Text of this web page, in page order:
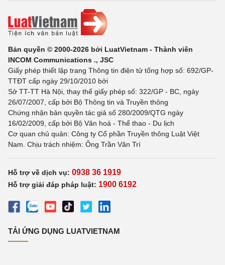
Bản quyền © 2000-2026 bởi LuatVietnam - Thành viên
INCOM Communications ., JSC
Giấy phép thiết lập trang Thông tin điện tử tổng hợp số: 692/GP-
TTĐT cấp ngày 29/10/2010 bởi
Sở TT-TT Hà Nội, thay thế giấy phép số: 322/GP - BC, ngày
26/07/2007, cấp bởi Bộ Thông tin và Truyền thông
Chứng nhận bản quyền tác giả số 280/2009/QTG ngày
16/02/2009, cấp bởi Bộ Văn hoá - Thể thao - Du lịch
Cơ quan chủ quản: Công ty Cổ phần Truyền thông Luật Việt
Nam. Chịu trách nhiệm: Ông Trần Văn Trí
Hỗ trợ về dịch vụ: 0938 36 1919
Hỗ trợ giải đáp pháp luật: 1900 6192
TẢI ỨNG DỤNG LUATVIETNAM